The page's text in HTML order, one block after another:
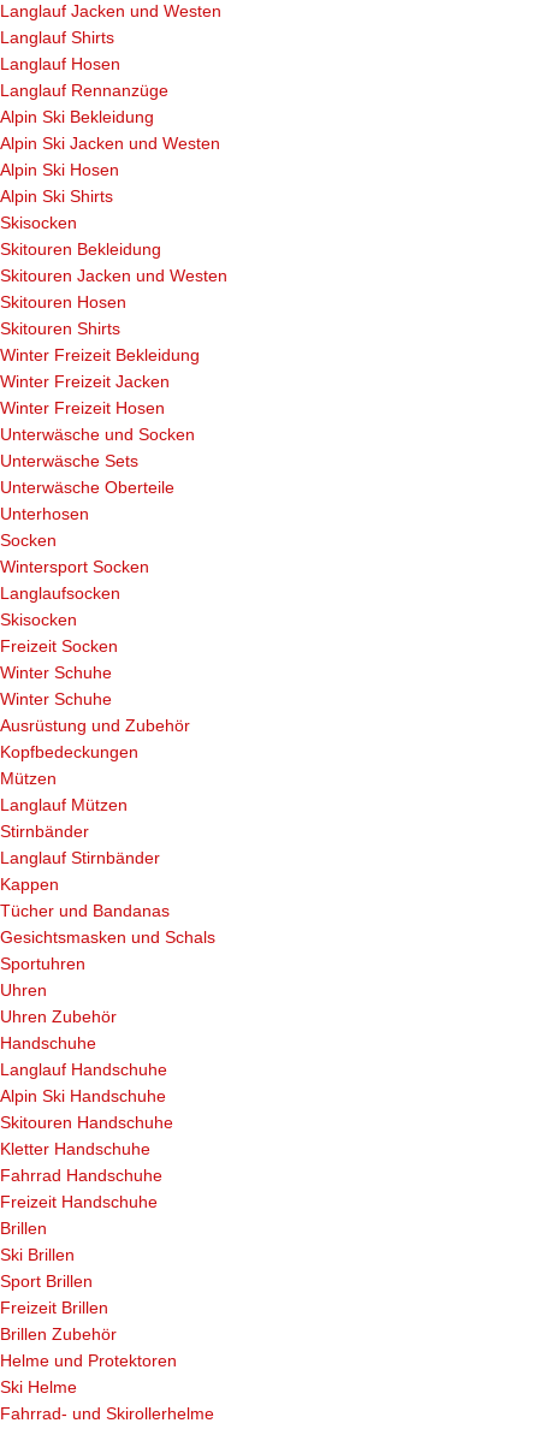
Langlauf Jacken und Westen
Langlauf Shirts
Langlauf Hosen
Langlauf Rennanzüge
Alpin Ski Bekleidung
Alpin Ski Jacken und Westen
Alpin Ski Hosen
Alpin Ski Shirts
Skisocken
Skitouren Bekleidung
Skitouren Jacken und Westen
Skitouren Hosen
Skitouren Shirts
Winter Freizeit Bekleidung
Winter Freizeit Jacken
Winter Freizeit Hosen
Unterwäsche und Socken
Unterwäsche Sets
Unterwäsche Oberteile
Unterhosen
Socken
Wintersport Socken
Langlaufsocken
Skisocken
Freizeit Socken
Winter Schuhe
Winter Schuhe
Ausrüstung und Zubehör
Kopfbedeckungen
Mützen
Langlauf Mützen
Stirnbänder
Langlauf Stirnbänder
Kappen
Tücher und Bandanas
Gesichtsmasken und Schals
Sportuhren
Uhren
Uhren Zubehör
Handschuhe
Langlauf Handschuhe
Alpin Ski Handschuhe
Skitouren Handschuhe
Kletter Handschuhe
Fahrrad Handschuhe
Freizeit Handschuhe
Brillen
Ski Brillen
Sport Brillen
Freizeit Brillen
Brillen Zubehör
Helme und Protektoren
Ski Helme
Fahrrad- und Skirollerhelme